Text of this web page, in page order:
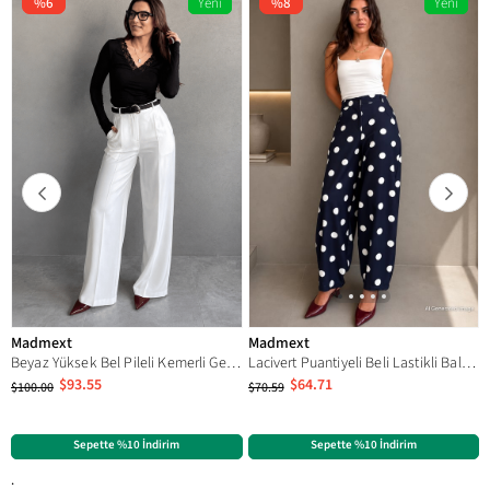
Rahat Kesim
Düz
Okula Dönüş
Üniversite
Parça Mevcut Değil
Paça Boyu
Uzun
Kumaş Tipi
Dokuma
Kapama Şekli
Bağlamalı
Boy / Ölçü
Regular
Model
Düz
Kategori
Pantolon
Madmext
Beyaz Yüksek Bel Pileli Kemerli Geniş Paça Kadın Pantolon MG2615
$93.55
$100.00
Sepette %10 İndirim
Madmext
Lacivert Puantiyeli Beli Lastikli Balon Kadın Pantolon MG2886
$64.71
$70.59
Sepette %10 İndirim
.